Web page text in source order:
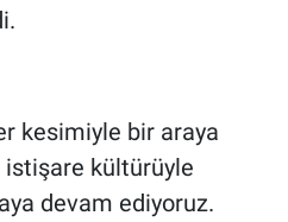
kesimiyle bir araya
istişare kültürüyle
devam ediyoruz.